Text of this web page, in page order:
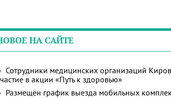
НА САЙТЕ
Сотрудники медицинских организаций
в акции «Путь к здоровью»
Размещён график выезда мобильных